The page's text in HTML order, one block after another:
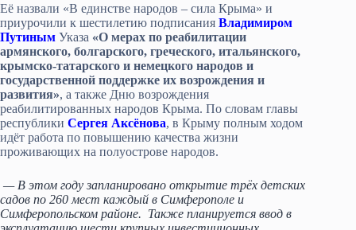
Её назвали «В единстве народов – сила Крыма» и
приурочили к шестилетию подписания Владимиром
Путиным Указа «О мерах по реабилитации
армянского, болгарского, греческого, итальянского,
крымско-татарского и немецкого народов и
государственной поддержке их возрождения и
развития», а также Дню возрождения
реабилитированных народов Крыма. По словам главы
республики Сергея Аксёнова, в Крыму полным ходом
идёт работа по повышению качества жизни
проживающих на полуострове народов.
— В этом году запланировано открытие трёх детских
садов по 260 мест каждый в Симферополе и
Симферопольском районе. Также планируется ввод в